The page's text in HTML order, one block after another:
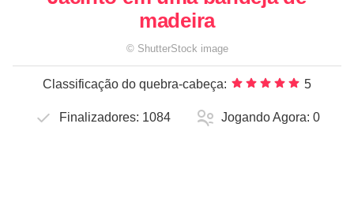
madeira
© ShutterStock image
Classificação do quebra-cabeça: 5
Finalizadores: 1084 Jogando Agora: 0